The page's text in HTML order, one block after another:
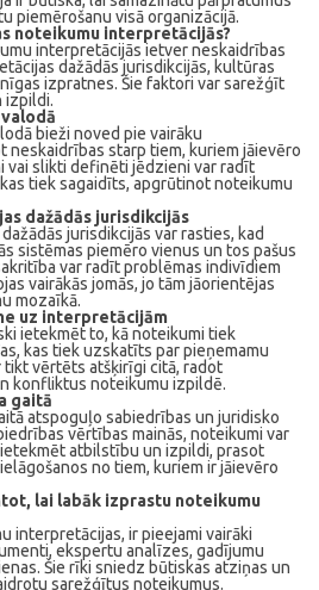
piemērošanu visā organizācijā.
noteikumu interpretācijās?
interpretācijās ietver neskaidrības
dažādās jurisdikcijās, kultūras
izpratnes. Šie faktori var sarežģīt
izpildi.
bieži noved pie vairāku
neskaidrības starp tiem, kuriem jāievēro
vai slikti definēti jēdzieni var radīt
tiek sagaidīts, apgrūtinot noteikumu
dažādās jurisdikcijās
jurisdikcijās var rasties, kad
sistēmas piemēro vienus un tos pašus
var radīt problēmas indivīdiem
vairākās jomās, jo tām jāorientējas
mozaīkā.
uz interpretācijām
ietekmēt to, kā noteikumi tiek
kas tiek uzskatīts par pieņemamu
vērtēts atšķirīgi citā, radot
konfliktus noteikumu izpildē.
gaitā
atspoguļo sabiedrības un juridisko
vērtības mainās, noteikumi var
atbilstību un izpildi, prasot
no tiem, kuriem ir jāievēro
lai labāk izprastu noteikumu
interpretācijas, ir pieejami vairāki
ekspertu analīzes, gadījumu
Šie rīki sniedz būtiskas atziņas un
sarežģītus noteikumus.